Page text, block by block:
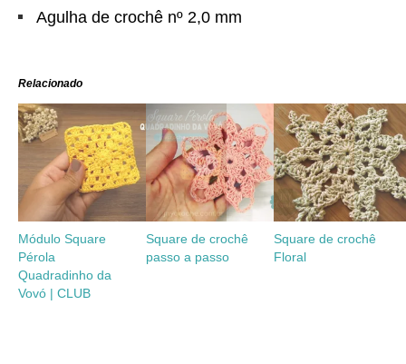
Agulha de crochê nº 2,0 mm
Relacionado
Módulo Square
Pérola
Quadradinho da
Vovó | CLUB
Square de crochê
passo a passo
Square de crochê
Floral